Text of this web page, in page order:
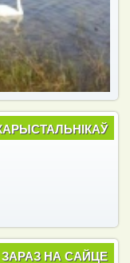
ЗАРАЗ НА САЙЦЕ